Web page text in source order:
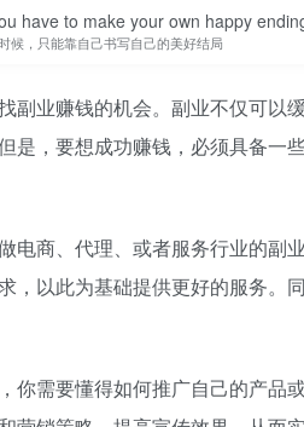
have to make your own happy
候，只能靠自己书写自己的美好结局
副业赚钱的机会。副业不仅可以
是，要想成功赚钱，必须具备一
商、代理、或者服务行业的副
，以此为基础提供更好的服务。
需要懂得如何推广自己的产品